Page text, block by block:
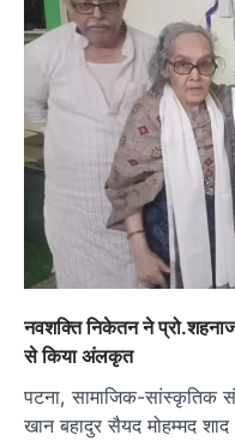
नवशक्ति निकेतन ने
से किया अंलकृत
पटना, सामाजिक-सांस्कृतिक
खान बहादुर सैयद मोहम्मद शाद